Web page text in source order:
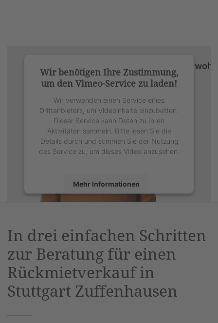
Wir benötigen Ihre Zustimmung,
um den Vimeo-Service zu laden!
Wir verwenden einen Service eines
Drittanbieters, um Videoinhalte einzubetten.
Dieser Service kann Daten zu Ihren
Aktivitäten sammeln. Bitte lesen Sie die
Details durch und stimmen Sie der Nutzung
des Service zu, um dieses Video anzusehen.
Mehr Informationen
Management Platform&eRecht24
In drei einfachen Schritten
zur Beratung für einen
Rückmietverkauf in
Stuttgart Zuffenhausen